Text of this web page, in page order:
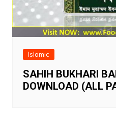
Islamic
SAHIH BUKHARI
DOWNLOAD (ALL